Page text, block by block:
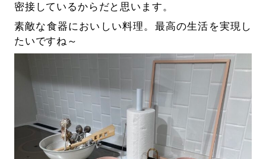
密接しているからだと思います。
素敵な食器においしい料理。最高の生活を実現し
たいですね～